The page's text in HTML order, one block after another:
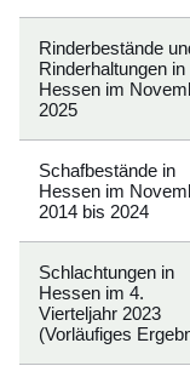
Rinderbestände
Rinderhaltungen in
Hessen im
2025
Schafbestände in
Hessen im
2014 bis 2024
Schlachtungen in
Hessen im 4.
Vierteljahr 2023
(Vorläufiges